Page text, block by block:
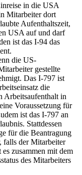
in die USA
Mitarbeiter dort
Aufenthaltszeit,
USA auf und darf
ist das I-94 das
die US-
gestellte
Das I-797 ist
die
Arbeitsaufenthalt in
Voraussetzung für
ist das I-797 an
Stattdessen
für die Beantragung
falls der Mitarbeiter
zusammen mit dem
des Mitarbeiters